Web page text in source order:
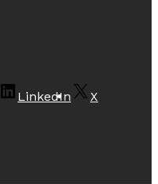
LinkedIn
X